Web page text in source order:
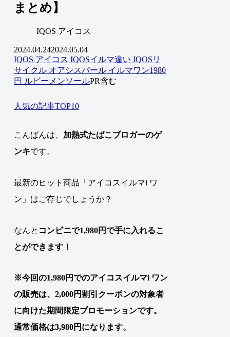
まとめ】
IQOS アイコス
2024.04.242024.05.04
IQOS アイコス IQOSイルマ違い IQOSリ
サイクル オアシスパール イルマワン1980
円 ルビーメンソールPR含む
人気の記事TOP10
こんばんは、 加熱式たばこブロガーのゲ
ンキです。
最新のヒット商品「アイコスイルマi ワ
ン」はご存じでしょうか？
なんと コンビニで1,980円で手に入れるこ
とができます！
※今回の1,980円でのアイコスイルマi ワン
の販売は、2,000円割引クーポンの対象者
に向けた期間限定プロモーションです。
通常価格は3,980円になります。